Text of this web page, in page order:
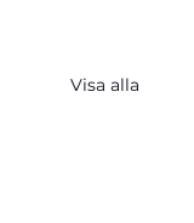
Visa alla